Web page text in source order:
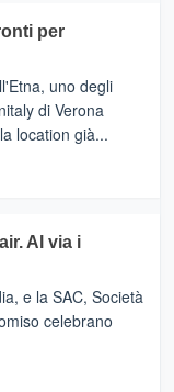
per
uno degli
di Verona
location già...
Al via i
e la SAC, Società
celebrano